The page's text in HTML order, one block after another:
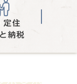
定住
納税